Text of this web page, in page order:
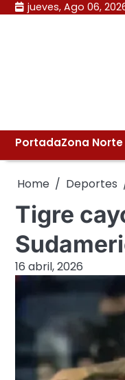
Skip jueves, Ago 06,
PortadaZona Norte
Home Deportes
Tigre
16 abril, 2026